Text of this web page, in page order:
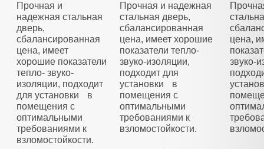
Прочная и
надежная стальная
дверь,
сбалансированная
цена, имеет
хорошие показатели
тепло- звуко-
изоляции, подходит
для установки в
помещения с
оптимальными
требованиями к
взломостойкости.
Прочная и надежная
стальная дверь,
сбалансированная
цена, имеет хорошие
показатели тепло-
звуко-изоляции,
подходит для
установки в
помещения с
оптимальными
требованиями к
взломостойкости.
цена,
звуко-